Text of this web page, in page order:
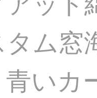
タム窓
いカ